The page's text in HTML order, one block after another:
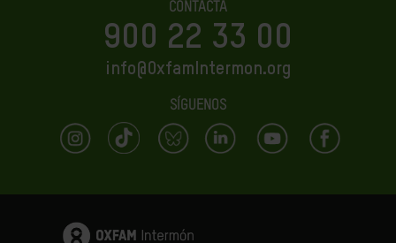
CONTACTA
900 22 33 00
info@OxfamIntermon.org
SÍGUENOS